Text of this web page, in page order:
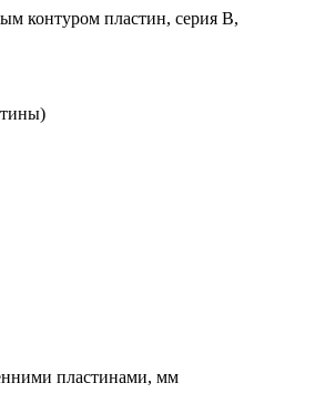
контуром пластин, серия B,
пластинами, мм